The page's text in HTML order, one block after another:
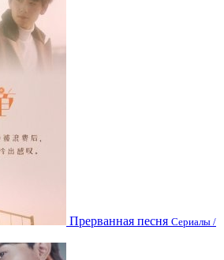
Прерванная песня Сериалы /